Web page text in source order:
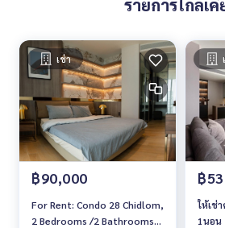
รายการใกล้เคี
เช่า
฿90,000
For Rent: Condo 28 Chidlom,
2 Bedrooms /2 Bathrooms
฿
ให้เช่
1นอน 1น้ำ พร้อมเฟอร์พร้อมอยู่